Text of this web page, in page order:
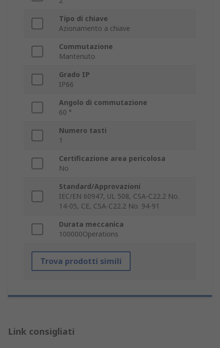
Tipo di chiave
Azionamento a chiave
Commutazione
Mantenuto
Grado IP
IP66
Angolo di commutazione
60 °
Numero tasti
1
Certificazione area pericolosa
No
Standard/Approvazioni
IEC/EN 60947, UL 508, CSA-C22.2 No.
14-05, CE, CSA-C22.2 No. 94-91
Durata meccanica
100000Operations
Trova prodotti simili
Link consigliati